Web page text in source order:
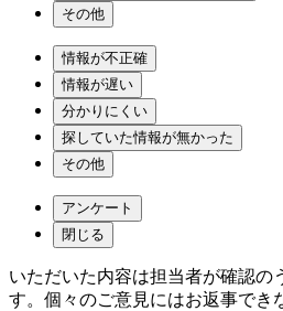
その他
情報が不正確
情報が遅い
分かりにくい
探していた情報が無かった
その他
アンケート
閉じる
いただいた内容は担当者が確認の
す。個々のご意見にはお返事でき